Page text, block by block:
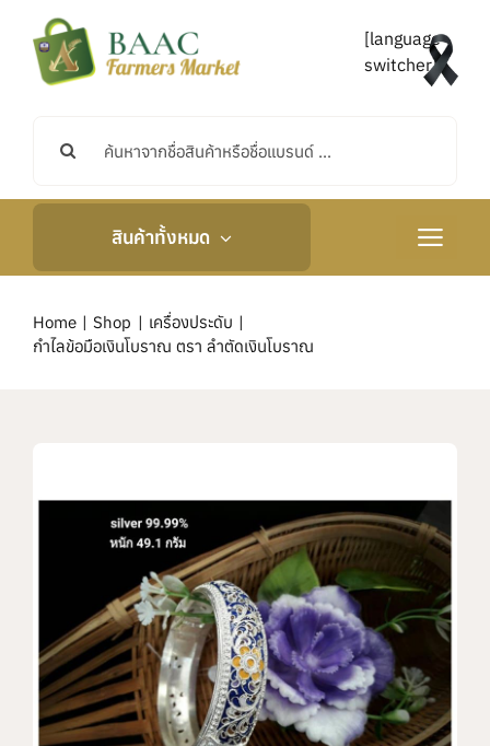
content
[language-
switcher]
สินค้าทั้งหมด
Toggle
การสั่งซื้อสินค้า
คำถามที่พบบ่อย
ติดต่อเรา
Home Shop
เครื่องประดับ
กำไลข้อมือเงินโบราณ ตรา ลำตัดเงินโบราณ